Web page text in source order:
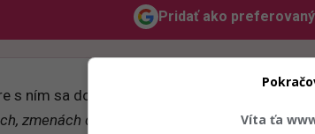
Pridať ako Odzadu,
s ním sa dozvieš, nielen
, pre
zmenách či myšlienkach
počas tejtoVíta ťa